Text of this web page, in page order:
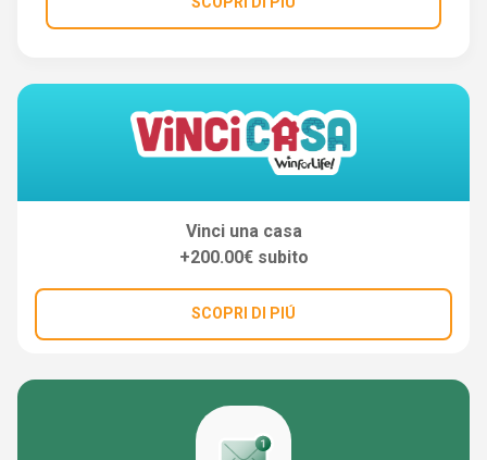
Vinci una casa
+200.00€ subito
SCOPRI DI PIÚ